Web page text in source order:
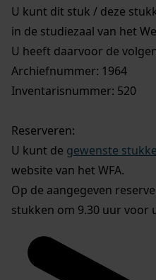
U kunt dit stuk / deze
in de studiezaal van het
U heeft daarvoor de
Archiefnummer: 1964
Inventarisnummer: 520
Reserveren:
U kunt de gewenste
website van het WFA.
Op de aangegeven
stukken om 9.30 uur voor